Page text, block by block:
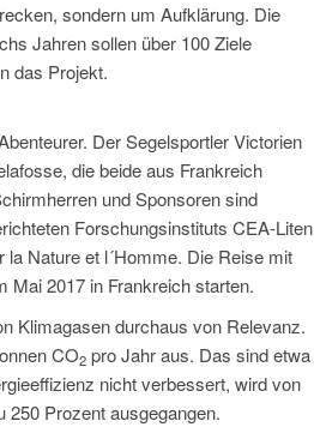
sondern um Aufklärung. Die
Jahren sollen über 100 Ziele
das Projekt.
Der Segelsportler Victorien
die beide aus Frankreich
und Sponsoren sind
Forschungsinstituts CEA-Liten
Nature et l´Homme. Die Reise mit
Mai 2017 in Frankreich starten.
Klimagasen durchaus von Relevanz.
CO2 pro Jahr aus. Das sind etwa
nicht verbessert, wird von
Prozent ausgegangen.